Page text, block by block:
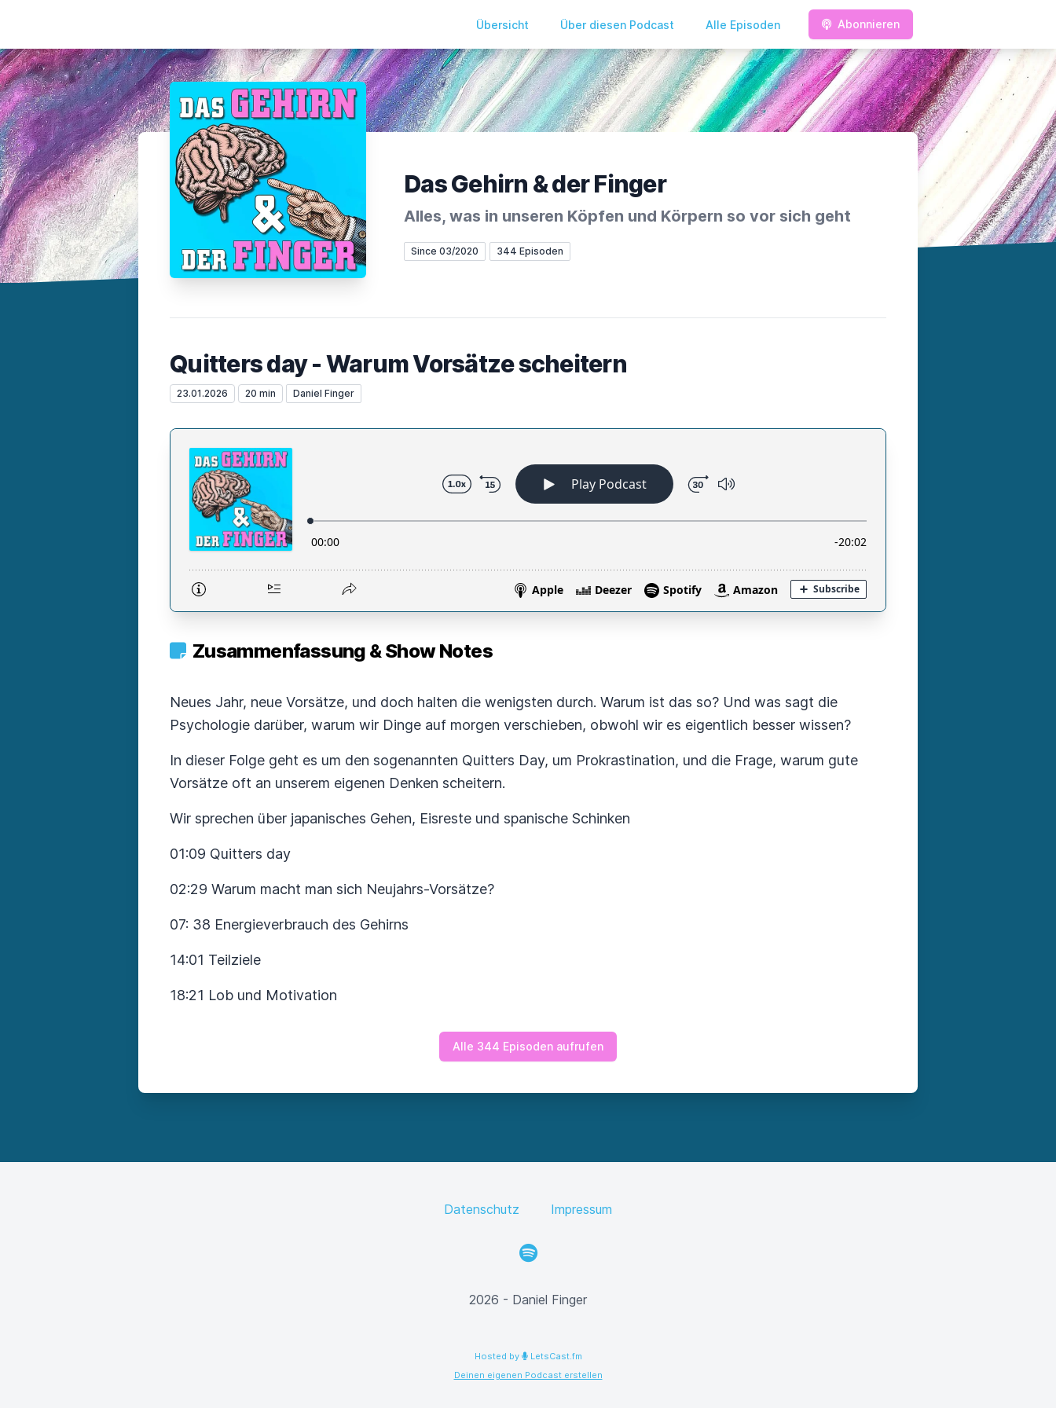
Übersicht Über diesen Podcast Alle Episoden Abonnieren
Das Gehirn & der Finger
Alles, was in unseren Köpfen und Körpern so vor sich geht
Since 03/2020 344 Episoden
Quitters day - Warum Vorsätze scheitern
23.01.2026 20 min Daniel Finger
Zusammenfassung & Show Notes
Neues Jahr, neue Vorsätze, und doch halten die wenigsten durch. Warum ist das so? Und was sagt die
Psychologie darüber, warum wir Dinge auf morgen verschieben, obwohl wir es eigentlich besser wissen?
In dieser Folge geht es um den sogenannten Quitters Day, um Prokrastination, und die Frage, warum gute
Vorsätze oft an unserem eigenen Denken scheitern.
Wir sprechen über japanisches Gehen, Eisreste und spanische Schinken
01:09 Quitters day
02:29 Warum macht man sich Neujahrs-Vorsätze?
07: 38 Energieverbrauch des Gehirns
14:01 Teilziele
18:21 Lob und Motivation
Alle 344 Episoden aufrufen
Datenschutz Impressum
Spotify
2026 - Daniel Finger
Hosted by
LetsCast.fm
Deinen eigenen Podcast erstellen